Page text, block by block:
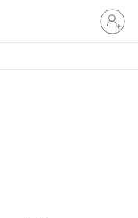
Logga
in
på
konto